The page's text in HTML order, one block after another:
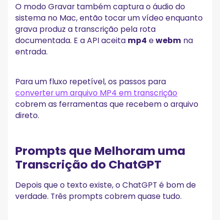
O modo Gravar também captura o áudio do
sistema no Mac, então tocar um vídeo enquanto
grava produz a transcrição pela rota
documentada. E a API aceita mp4 ewebm na
entrada.
Para um fluxo repetível, os passos para
converter um arquivo MP4 em transcrição
cobrem as ferramentas que recebem o arquivo
direto.
Prompts que Melhoram uma
Transcrição do ChatGPT
Depois que o texto existe, o ChatGPT é bom de
verdade. Três prompts cobrem quase tudo.